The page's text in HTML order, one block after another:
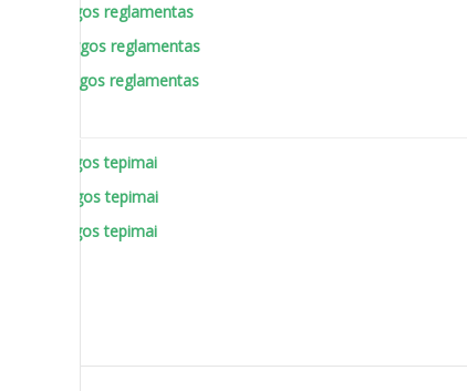
A lygos reglamentas
B Lygos reglamentas
C Lygos reglamentas
A lygos tepimai
B lygos tepimai
C lygos tepimai